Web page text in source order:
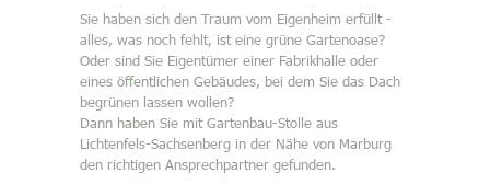
Sie haben sich den Traum vom Eigenheim erfüllt -
alles, was noch fehlt, ist eine grüne Gartenoase?
Oder sind Sie Eigentümer einer Fabrikhalle oder
eines öffentlichen Gebäudes, bei dem Sie das Dach
begrünen lassen wollen?
Dann haben Sie mit Gartenbau-Stolle aus
Lichtenfels-Sachsenberg in der Nähe von Marburg
den richtigen Ansprechpartner gefunden.